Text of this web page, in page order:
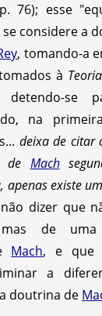
76); esse
considere a
, tomando-a
à
se
na
deixa de citar
de Mach
apenas existe
dizer que
mas de
Mach, e que
a
doutrina de